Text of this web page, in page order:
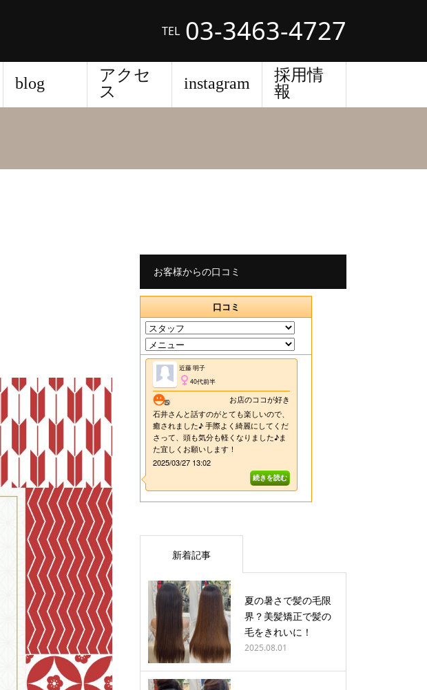
TEL 03-3463-4727
blog
アクセ
ス
instagram
採用情
報
お客様からの口コミ
新着記事
夏の暑さで髪の毛限
界？美髪矯正で髪の
毛をきれいに！
2025.08.01